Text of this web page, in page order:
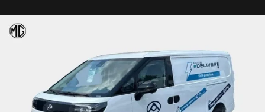
Mécanique et performance
Prise de force électrique (ePTO)
Éclairage